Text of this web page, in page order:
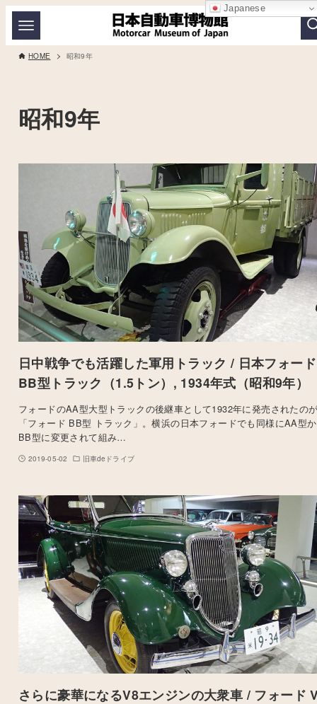
HOME 昭和9年
昭和9年
日中戦争でも活躍した軍用トラック / 日本フォード
BB型トラック（1.5トン）, 1934年式（昭和9年）
フォードのAA型大型トラックの後継車として1932年に発売されたの
「フォード BB型 トラック」。横浜の日本フォードでも同様にAA型
BB型に変更されて組み…
2019-05-02 旧車deドライブ
さらに豪華になるV8エンジンの大衆車 / フォード
Japanese